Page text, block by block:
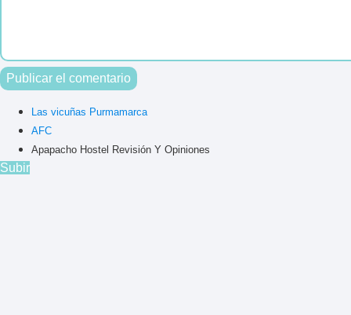
Las vicuñas Purmamarca
AFC
Apapacho Hostel Revisión Y Opiniones
Subir